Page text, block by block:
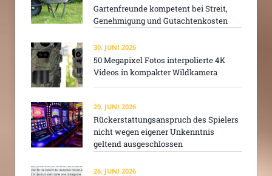
Gartenfreunde kompetent bei Streit,
Genehmigung und Gutachtenkosten
30. JUNI 2026
50 Megapixel Fotos interpolierte 4K
Videos in kompakter Wildkamera
29. JUNI 2026
Rückerstattungsanspruch des Spielers
nicht wegen eigener Unkenntnis
geltend ausgeschlossen
26. JUNI 2026